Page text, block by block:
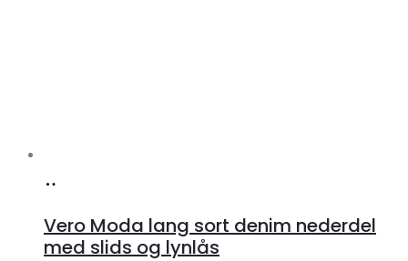
Klædeskabet.dk
Vero Moda lang sort denim nederdel
med slids og lynlås